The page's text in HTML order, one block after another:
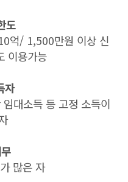
도
억/ 1,500만원 이상 신
이용가능
자
대소득 등 고정 소득이
많은 자